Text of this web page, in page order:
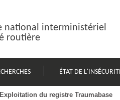
national interministériel
routière
ÉTAT DE
Exploitation du registre Traumabase